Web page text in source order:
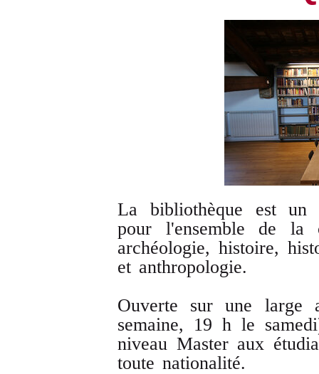
La bibliothèque est un
pour l'ensemble de la
archéologie, histoire,
et anthropologie.
Ouverte sur une large
semaine, 19 h le
niveau Master aux
toute nationalité.